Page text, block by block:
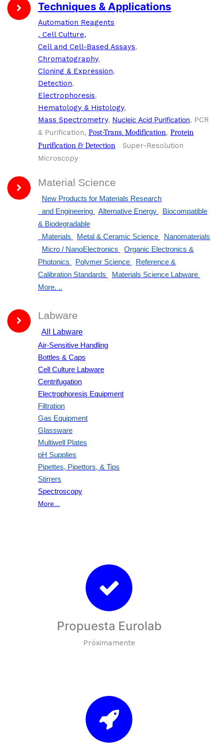
Techniques & Applications
Automation Reagents
, Cell Culture,
Cell and Cell-Based Assays,
Chromatography,
Cloning & Expression,
Detection,
Electrophoresis,
Hematology & Histology,
Mass Spectrometry, Nucleic Acid Purification, PCR
& Purification, Post-Trans. Modification, Protein
Purification & Detection Super-Resolution
Microscopy
Material Science
New Products for Materials Research
and Engineering
Alternative Energy
Biocompatible
& Biodegradable
Materials
Metal & Ceramic Science
Nanomaterials
Micro / NanoElectronics
Organic Electronics &
Photonics
Polymer Science
Reference &
Calibration Standards
Materials Science Labware
More. ..
Labware
All Labware
Air-Sensitive Handling
Bottles & Caps
Cell Culture Labware
Centrifugation
Electrophoresis Equipment
Filtration
Gas Equipment
Glassware
Multiwell Plates
pH Supplies
Pipettes, Pipettors, & Tips
Stirrers
Spectroscopy
More...
Propuesta Eurolab
Próximamente